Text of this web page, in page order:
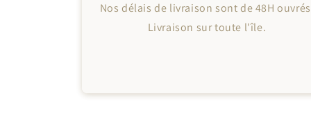
Nos délais de livraison sont de 48H
Livraison sur toute l'île.